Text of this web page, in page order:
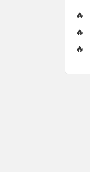
🔥
🔥
🔥